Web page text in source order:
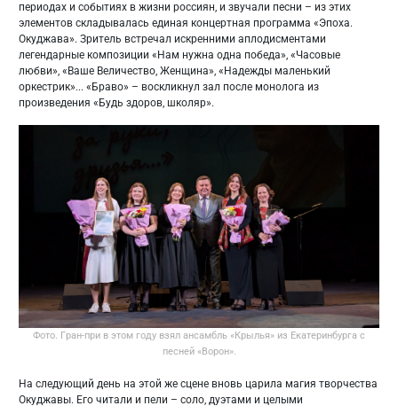
периодах и событиях в жизни россиян, и звучали песни – из этих
элементов складывалась единая концертная программа «Эпоха.
Окуджава». Зритель встречал искренними аплодисментами
легендарные композиции «Нам нужна одна победа», «Часовые
любви», «Ваше Величество, Женщина», «Надежды маленький
оркестрик»... «Браво» – воскликнул зал после монолога из
произведения «Будь здоров, школяр».
Фото. Гран-при в этом году взял ансамбль «Крылья» из Екатеринбурга с
песней «Ворон».
На следующий день на этой же сцене вновь царила магия творчества
Окуджавы. Его читали и пели – соло, дуэтами и целыми